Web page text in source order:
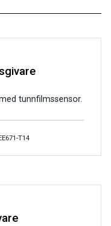
tunnfilmssensor.
T14